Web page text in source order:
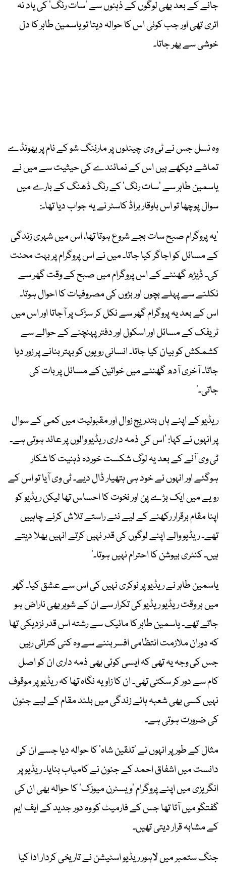
جانے کے بعد بھی لوگوں کے ذہنوں سے ’سات رنگ‘ کی یاد نہ
اتری تھی اور جب کوئی اس کا حوالہ دیتا تو یاسمین طاہر کا دل
خوشی سے بھر جاتا۔
‎وہ نسل جس نے ٹی وی چینلوں پر مارننگ شو کے نام پر بھونڈے
تماشے دیکھے ہیں اس کے نمائندے کی حیثیت سے میں نے
یاسمین طاہر سے ’سات رنگ‘ کے رنگ ڈھنگ کے بارے میں
سوال پوچھا تو اس باوقار براڈ کاسٹر نے یہ جواب دیا تھا۔:
‘یہ پروگرام صبح سات بجے شروع ہوتا تھا، اس میں شہری زندگی
کے مسائل کو اجاگر کیا جاتا۔ میں نے اس پروگرام پر بہت محنت
کی۔ ڈیڑھ گھنٹے کے اس پروگرام میں صبح کے وقت گھر سے
نکلنے سے پہلے بچوں اور بڑوں کی مصروفیات کا احوال ہوتا۔
اس کے بعد یہ پروگرام گھر سے نکل کر سڑک پر آجاتا اور اس میں
ٹریفک کے مسائل اور اسکول اور دفتر پہنچنے کے حوالے سے
کشمکش کو بیان کیا جاتا۔ انسانی رویوں کو بہتر بنانے پر زور دیا
جاتا۔ آخری آدھ گھنٹے میں خواتین کے مسائل پر بات کی
جاتی۔’
‎ریڈیو کے اپنے ہاں بتدریج زوال اور مقبولیت میں کمی کے سوال
پر انہوں نے کہا: ‘اس کی ذمہ داری ریڈیو والوں پر عائد ہوتی ہے۔
ٹی وی آنے کے بعد یہ لوگ شکست خوردہ ذہنیت کا شکار
ہوگئے اور انہوں نے خود ہی ہتھیار ڈال دیے۔ ٹی وی آیا تو اس کے
رویے میں ایک بڑے پن اور نخوت کا احساس تھا لیکن ریڈیو کو
اپنا مقام برقرار رکھنے کے لیے نئے راستے تلاش کرنے چاہییں
تھے۔ ریڈیو والے اپنے لوگوں کی قدر نہیں کرتے انہیں بھلا دیتے
ہیں۔ کنٹری بیوشن کا احترام نہیں ہوتا۔’
‎یاسمین طاہر نے ریڈیو پر نوکری نہیں کی اس سے عشق کیا۔ گھر
میں ہر وقت ریڈیو ریڈیو کی تکرار سے ان کے شوہر بھی ناراض ہو
جاتے تھے۔ یاسمین طاہر کا مائیک سے رشتہ اس قدر نزدیکی تھا
کہ دوران ملازمت انتظامی افسر بننے سے وہ کنی کتراتی رہیں
جس کی وجہ یہ تھی کہ ایسی کوئی بھی ذمہ داری ان کو اصل
کام سے دور کر سکتی تھی۔ ان کا زاویہ نگاہ تھا کہ ریڈیو پر موقوف
نہیں کسی بھی شعبہ ہائے زندگی میں بلند مقام کے لیے جنون
کی ضرورت ہوتی ہے۔
مثال کے طور پر انہوں نے ’تلقین شاہ‘ کا حوالہ دیا جسے ان کی
دانست میں اشفاق ‎احمد کے جنون نے کامیاب بنایا۔ ریڈیو پر
انگریزی میں اپنے پروگرام ’ویسٹرن میوزک‘ کا حوالہ بھی ان کی
گفتگو میں آتا تھا جس کے فارمیٹ کو وہ دور جدید کے ایف ایم
کے مشابہ قرار دیتی تھیں۔
جنگ ستمبر میں لاہور ریڈیو اسٹیشن نے تاریخی کردار ادا کیا